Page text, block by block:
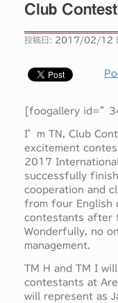
Club Contest
投稿日: 2017/02/12
[foogallery
I’m TN, Club
excitement
2017
successfully
cooperation and
from four English
contestants after
Wonderfully, no
management.
TM H and TM I
contestants at
will represent as